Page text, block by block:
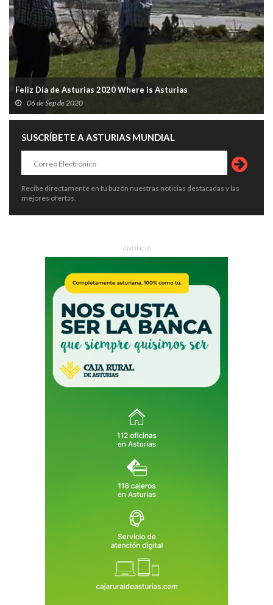
Feliz Día de Asturias 2020 Where is Asturias
06 de Sep de 2020
SUSCRÍBETE A ASTURIAS MUNDIAL
Recibe directamente en tu buzón nuestras noticias destacadas y las
mejores ofertas.
ANUNCIO